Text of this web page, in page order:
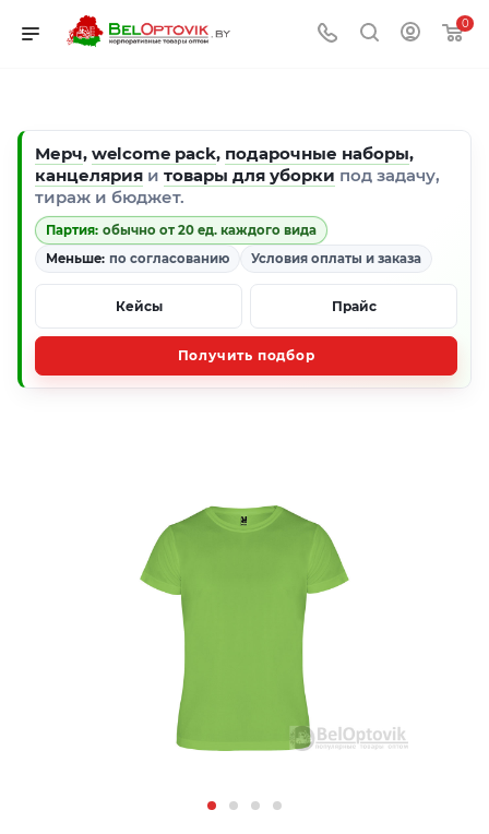
0
Мерч, welcome pack, подарочные наборы,
канцелярия и товары для уборки под задачу,
тираж и бюджет.
Партия: обычно от 20 ед. каждого вида
Меньше: по согласованию Условия оплаты и заказа
Кейсы Прайс
Получить подбор